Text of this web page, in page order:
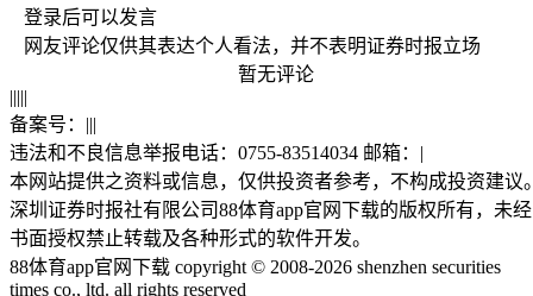
登录后可以发言
网友评论仅供其表达个人看法，并不表明证券时报立场
暂无评论
|||||
备案号： |||
违法和不良信息举报电话：0755-83514034 邮箱： |
本网站提供之资料或信息，仅供投资者参考，不构成投资建议
深圳证券时报社有限公司88体育app官网下载的版权所有，未经
书面授权禁止转载及各种形式的软件开发。
88体育app官网下载 copyright © 2008-2026 shenzhen securities
times co., ltd. all rights reserved